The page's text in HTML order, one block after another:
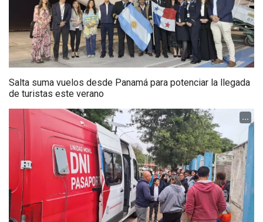
Salta suma vuelos desde Panamá para potenciar la llegada
de turistas este verano
...